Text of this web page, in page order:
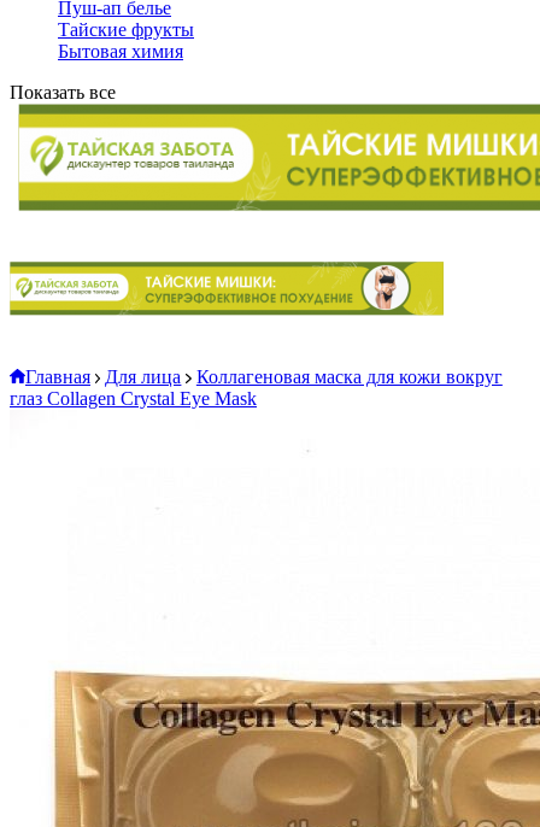
Пуш-ап белье
Тайские фрукты
Бытовая химия
Показать все
Главная Для лица
Коллагеновая маска для кожи вокруг
глаз Collagen Crystal Eye Mask